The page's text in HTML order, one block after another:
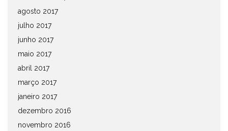
agosto 2017
julho 2017
junho 2017
maio 2017
abril 2017
março 2017
janeiro 2017
dezembro 2016
novembro 2016